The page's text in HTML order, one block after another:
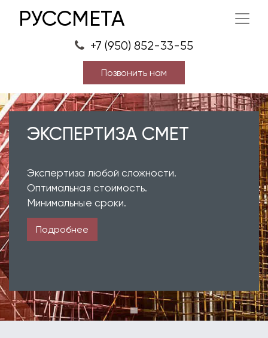
РУССМЕТА
+7 (950) 852-33-55
Позвонить нам
ЭКСПЕРТИЗА СМЕТ
Экспертиза любой сложности.
Оптимальная стоимость.
Минимальные сроки.
Подробнее